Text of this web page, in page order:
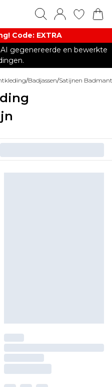
Code: EXTRA​
gegenereerde en bewerkte
/Badjassen/Satijnen